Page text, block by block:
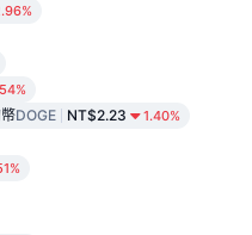
DOGE NT$2.23 1.40%